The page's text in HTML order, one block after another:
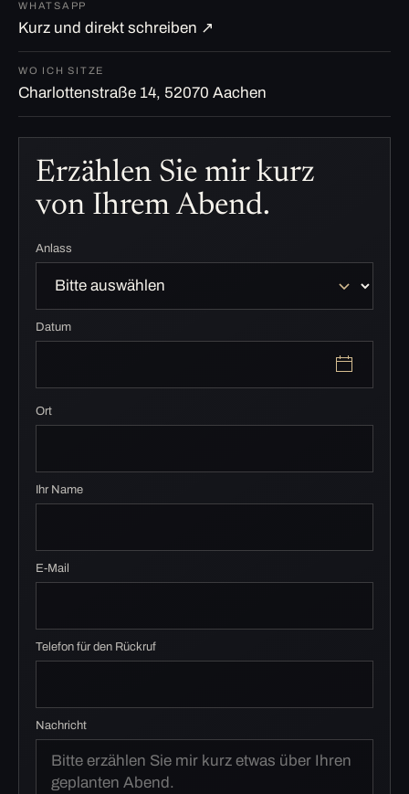
WHATSAPP
Kurz und direkt schreiben ↗
WO ICH SITZE
Charlottenstraße 14, 52070 Aachen
Erzählen Sie mir kurz
von Ihrem Abend.
Anlass
Datum
Ort
Ihr Name
E-Mail
Telefon für den Rückruf
Nachricht